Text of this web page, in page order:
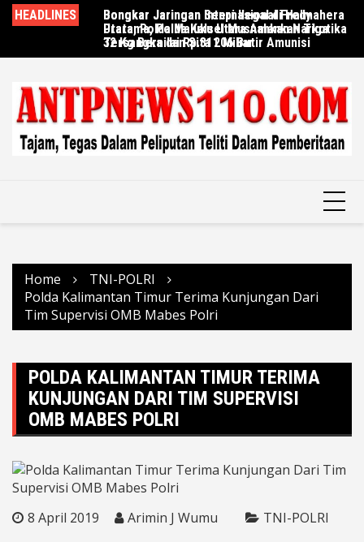
SkipHEADLINES
Bongkar Jaringan Senpi Ilegal di Halmahera
Utara, Polda Maluku Utara Amankan Tiga
Tersangka dan Sita 206 Butir Amunisi
Bongkar Jaringan Internasional Fredy
Pratama, Polda Kalsel Musnahkan Narkotika
32 Kg Bernilai Rp.311 Miliar
Home
TNI-POLRI
Polda Kalimantan Timur Terima Kunjungan Dari
Tim Supervisi OMB Mabes Polri
POLDA KALIMANTAN TIMUR TERIMA
KUNJUNGAN DARI TIM SUPERVISI
OMB MABES POLRI
8 April 2019 Arimin J Wumu TNI-POLRI